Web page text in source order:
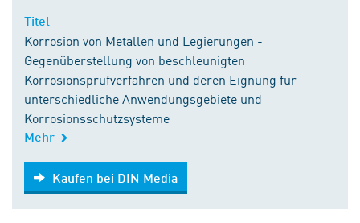
Korrosion von Metallen und Legierungen -
Gegenüberstellung von beschleunigten
Korrosionsprüfverfahren und deren Eignung für
unterschiedliche Anwendungsgebiete und
Korrosionsschutzsysteme
Mehr
Kaufen bei DIN Media
Kaufen bei DIN Media